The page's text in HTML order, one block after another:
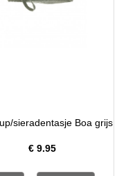
sieradentasje Boa grijs
€9.95